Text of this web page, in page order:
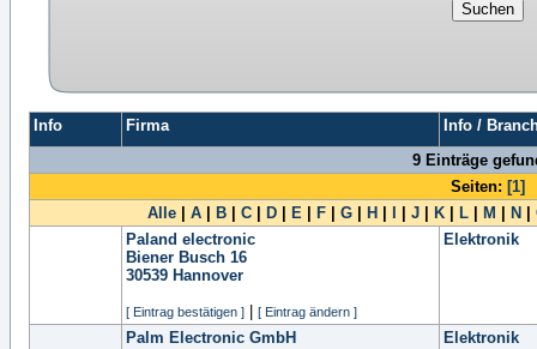
Info Firma
Info /
9 Einträge
Seiten: [1]
Alle
A B C D E F G H J K L M N
Paland electronic
Biener Busch 16
30539 Hannover
[ Eintrag bestätigen ] [ Eintrag ändern ]
Elektronik
Palm Electronic GmbH
Elektronik